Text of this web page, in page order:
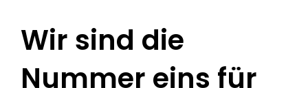
Wir sind die
Nummer eins für